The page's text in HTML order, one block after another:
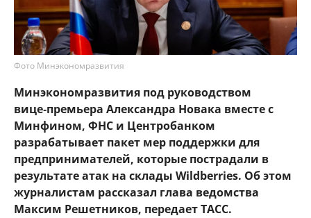
Фото Минэкономразвития
Минэкономразвития под руководством
вице‑премьера Александра Новака вместе с
Минфином, ФНС и Центробанком
разрабатывает пакет мер поддержки для
предпринимателей, которые пострадали в
результате атак на склады Wildberries. Об этом
журналистам рассказал глава ведомства
Максим Решетников, передает ТАСС.